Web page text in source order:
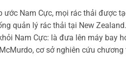
ước Nam Cực, mọi rác thải được
quản lý rác thải tại New
Nam Cực: là đưa lên máy bay
cơ sở nghiên cứu chương